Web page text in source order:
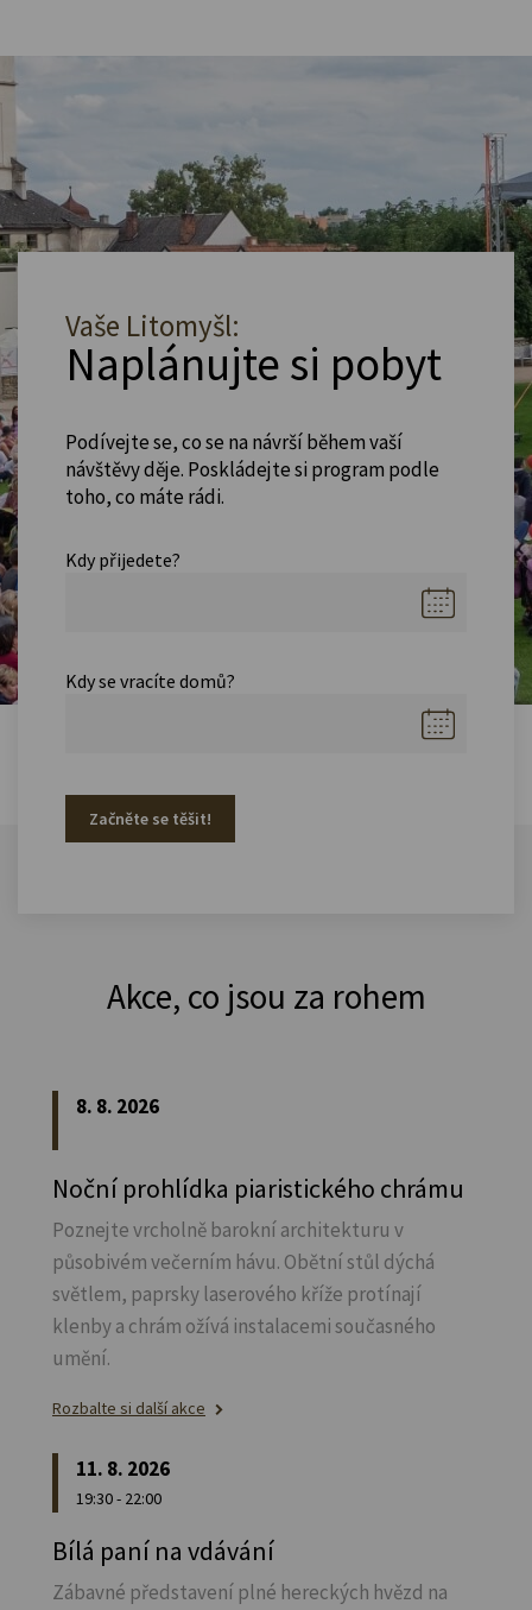
Vaše Litomyšl:
Naplánujte si pobyt
Podívejte se, co se na návrší během vaší
návštěvy děje. Poskládejte si program podle
toho, co máte rádi.
Kdy přijedete?
Kdy se vracíte domů?
Začněte se těšit!
Akce, co jsou za rohem
8. 8. 2026
Noční prohlídka piaristického chrámu
Poznejte vrcholně barokní architekturu v
působivém večerním hávu. Obětní stůl dýchá
světlem, paprsky laserového kříže protínají
klenby a chrám ožívá instalacemi současného
umění.
Rozbalte si další akce
11. 8. 2026
19:30 - 22:00
Bílá paní na vdávání
Zábavné představení plné hereckých hvězd na